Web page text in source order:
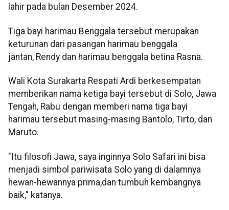
lahir pada bulan Desember 2024.
Tiga bayi harimau Benggala tersebut merupakan
keturunan dari pasangan harimau benggala
jantan, Rendy dan harimau benggala betina Rasna.
Wali Kota Surakarta Respati Ardi berkesempatan
memberikan nama ketiga bayi tersebut di Solo, Jawa
Tengah, Rabu dengan memberi nama tiga bayi
harimau tersebut masing-masing Bantolo, Tirto, dan
Maruto.
"Itu filosofi Jawa, saya inginnya Solo Safari ini bisa
menjadi simbol pariwisata Solo yang di dalamnya
hewan-hewannya prima,dan tumbuh kembangnya
baik," katanya.